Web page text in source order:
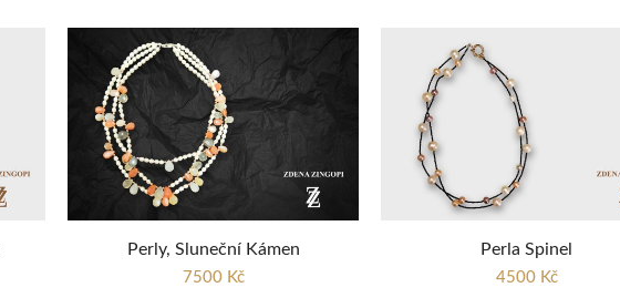
Perly, Sluneční Kámen
7500 Kč
Perla Spinel
4500 Kč